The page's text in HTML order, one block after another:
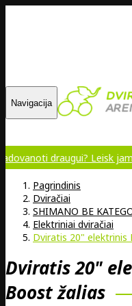
Navigacija
Leisk jam išsirinkti
Pagrindinis
Dviračiai
SHIMANO BE
Elektriniai dviračiai
Dviratis 20" elektrinis
Dviratis 20"
Boost žalias